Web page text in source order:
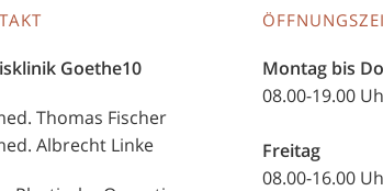
Goethe10
Thomas Fischer
Albrecht Linke
Montag bis
08.00-19.00
Freitag
08.00-16.00